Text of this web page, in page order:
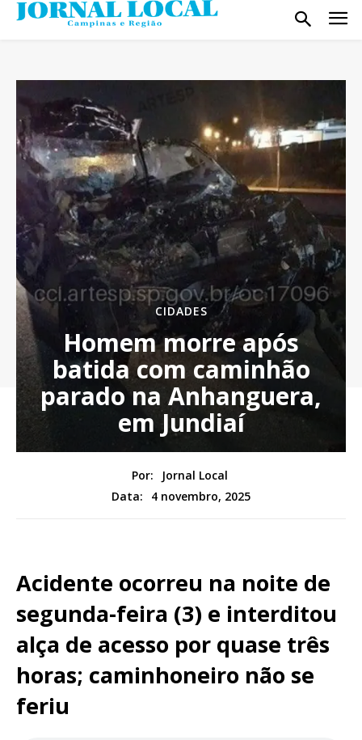
CIDADES
Homem morre após
batida com caminhão
parado na Anhanguera,
em Jundiaí
Por:
Jornal Local
Data:
4 novembro, 2025
Acidente ocorreu na noite de
segunda-feira (3) e interditou
alça de acesso por quase três
horas; caminhoneiro não se
feriu